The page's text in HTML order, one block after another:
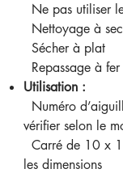
Ne pas utiliser
Nettoyage à sec
Sécher à plat
Repassage à
Utilisation :
Numéro
vérifier selon le
Carré de 10 x
les dimensions